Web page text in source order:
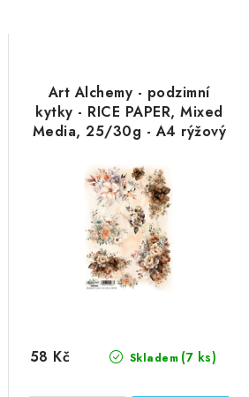
Art Alchemy - podzimní
kytky - RICE PAPER, Mixed
Media, 25/30g - A4 rýžový
Skladem (7 ks)
58 Kč